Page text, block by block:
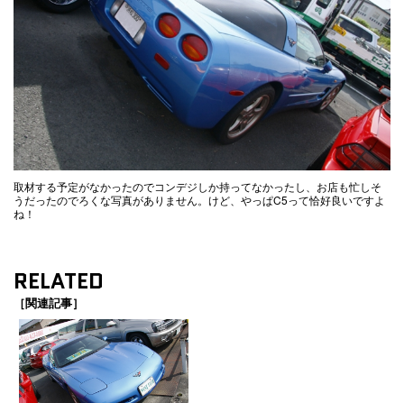
取材する予定がなかったのでコンデジしか持ってなかったし、お店も忙しそ
うだったのでろくな写真がありません。けど、やっぱC5って恰好良いですよ
ね！
RELATED
［関連記事］